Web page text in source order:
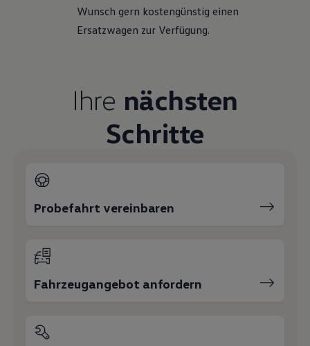
Wunsch gern kostengünstig einen
Ersatzwagen zur Verfügung.
Ihre nächsten
Schritte
Probefahrt vereinbaren
Fahrzeugangebot anfordern